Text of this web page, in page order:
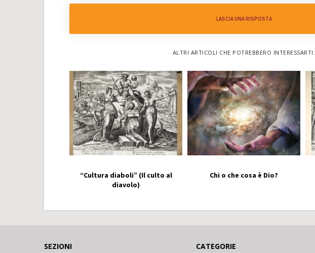
LASCIA UNA RISPOSTA
ALTRI ARTICOLI CHE POTREBBERO INTERESSARTI:
“Cultura diaboli” (Il culto al
diavolo)
Chi o che cosa è Dio?
SEZIONI
CATEGORIE